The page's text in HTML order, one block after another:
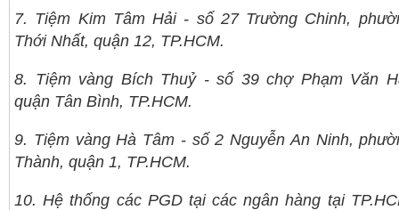
7. Tiệm Kim Tâm Hải - số 27 Trường Chinh,
Thới Nhất, quận 12, TP.HCM.
8. Tiệm vàng Bích Thuỷ - số 39 chợ Phạm Văn
quận Tân Bình, TP.HCM.
9. Tiệm vàng Hà Tâm - số 2 Nguyễn An Ninh,
Thành, quận 1, TP.HCM.
10. Hệ thống các PGD tại các ngân hàng tại